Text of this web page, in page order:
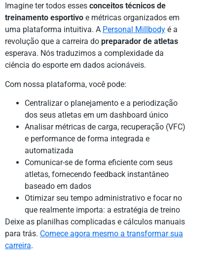
Imagine ter todos esses conceitos técnicos de
treinamento esportivo e métricas organizados em
uma plataforma intuitiva. A Personal Millbody é a
revolução que a carreira do preparador de atletas
esperava. Nós traduzimos a complexidade da
ciência do esporte em dados acionáveis.
Com nossa plataforma, você pode:
Centralizar o planejamento e a periodização
dos seus atletas em um dashboard único
Analisar métricas de carga, recuperação (VFC)
e performance de forma integrada e
automatizada
Comunicar-se de forma eficiente com seus
atletas, fornecendo feedback instantâneo
baseado em dados
Otimizar seu tempo administrativo e focar no
que realmente importa: a estratégia de treino
Deixe as planilhas complicadas e cálculos manuais
para trás. Comece agora mesmo a transformar sua
carreira.